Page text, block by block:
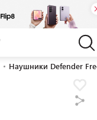
Наушники Defender